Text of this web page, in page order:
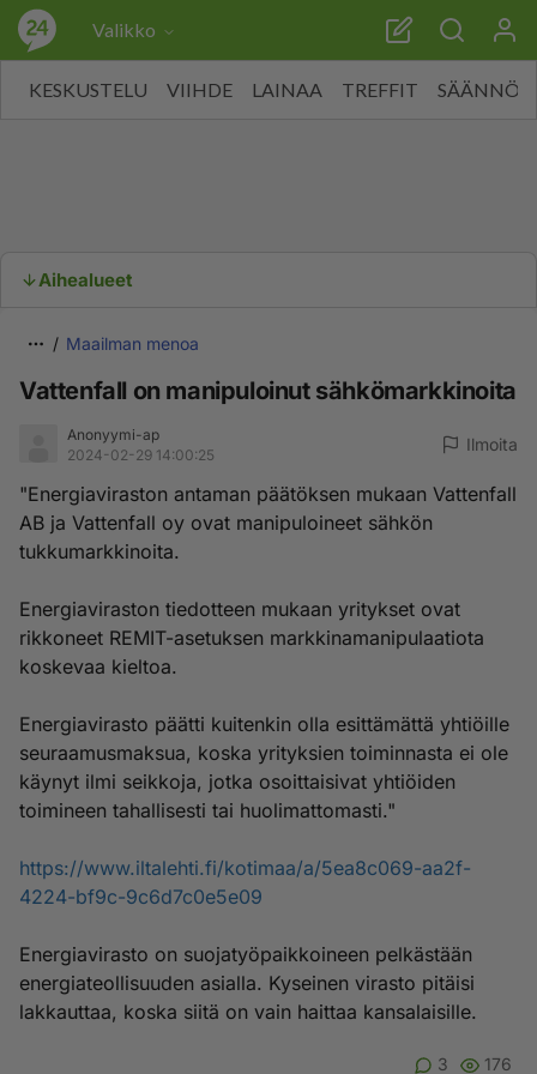
Valikko
KESKUSTELU VIIHDE LAINAA TREFFIT SÄÄNNÖT
Aihealueet
Maailman menoa
Vattenfall on manipuloinut sähkömarkkinoita
Anonyymi-ap
2024-02-29 14:00:25
Ilmoita
"Energiaviraston antaman päätöksen mukaan Vattenfall
AB ja Vattenfall oy ovat manipuloineet sähkön
tukkumarkkinoita.
Energiaviraston tiedotteen mukaan yritykset ovat
rikkoneet REMIT-asetuksen markkinamanipulaatiota
koskevaa kieltoa.
Energiavirasto päätti kuitenkin olla esittämättä yhtiöille
seuraamusmaksua, koska yrityksien toiminnasta ei ole
käynyt ilmi seikkoja, jotka osoittaisivat yhtiöiden
toimineen tahallisesti tai huolimattomasti."
https://www.iltalehti.fi/kotimaa/a/5ea8c069-aa2f-
4224-bf9c-9c6d7c0e5e09
Energiavirasto on suojatyöpaikkoineen pelkästään
energiateollisuuden asialla. Kyseinen virasto pitäisi
lakkauttaa, koska siitä on vain haittaa kansalaisille.
3 176